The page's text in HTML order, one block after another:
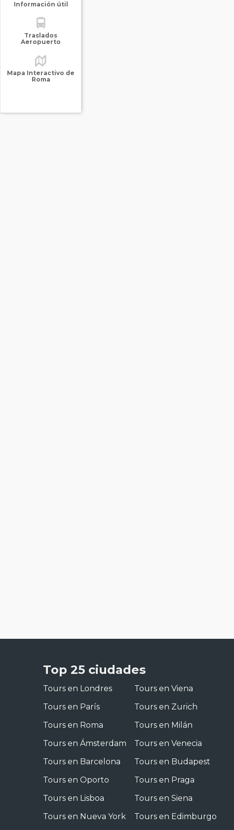
Información útil
Traslados
Aeropuerto
Mapa Interactivo de
Roma
Top 25 ciudades
Tours en Londres
Tours en París
Tours en Roma
Tours en Ámsterdam
Tours en Barcelona
Tours en Oporto
Tours en Lisboa
Tours en Nueva York
Tours en Viena
Tours en Zurich
Tours en Milán
Tours en Venecia
Tours en Budapest
Tours en Praga
Tours en Siena
Tours en Edimburgo